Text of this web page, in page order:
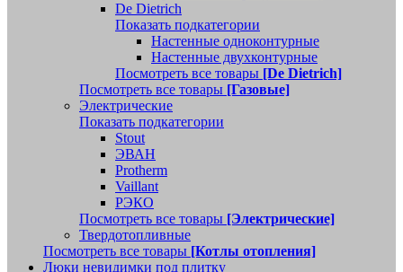
De Dietrich
Показать подкатегории
Настенные одноконтурные
Настенные двухконтурные
Посмотреть все товары [De Dietrich]
Посмотреть все товары [Газовые]
Электрические
Показать подкатегории
Stout
ЭВАН
Protherm
Vaillant
РЭКО
Посмотреть все товары [Электрические]
Твердотопливные
Посмотреть все товары [Котлы отопления]
Люки невидимки под плитку